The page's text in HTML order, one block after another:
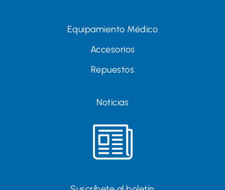
Equipamiento Médico
Accesorios
Repuestos
Noticias